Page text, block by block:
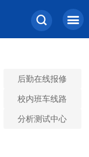
后勤在线报修
校内班车线路
分析测试中心